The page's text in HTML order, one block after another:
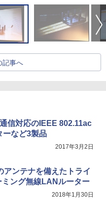
記事へ
信対応のIEEE 802.11ac
ーなど3製品
2017年3月2日
ンテナを備えたトライ
ング無線LANルーター
2018年1月30日